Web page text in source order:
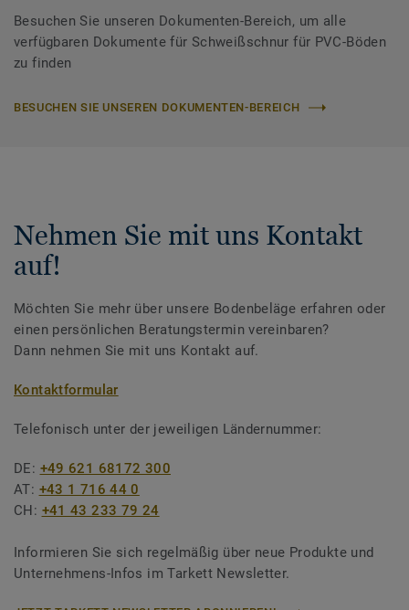
Besuchen Sie unseren Dokumenten-Bereich, um alle
verfügbaren Dokumente für Schweißschnur für PVC-Böden
zu finden
BESUCHEN SIE UNSEREN DOKUMENTEN-BEREICH
Nehmen Sie mit uns Kontakt
auf!
Möchten Sie mehr über unsere Bodenbeläge erfahren oder
einen persönlichen Beratungstermin vereinbaren?
Dann nehmen Sie mit uns Kontakt auf.
Kontaktformular
Telefonisch unter der jeweiligen Ländernummer:
DE: +49 621 68172 300
AT: +43 1 716 44 0
CH: +41 43 233 79 24
Informieren Sie sich regelmäßig über neue Produkte und
Unternehmens-Infos im Tarkett Newsletter.